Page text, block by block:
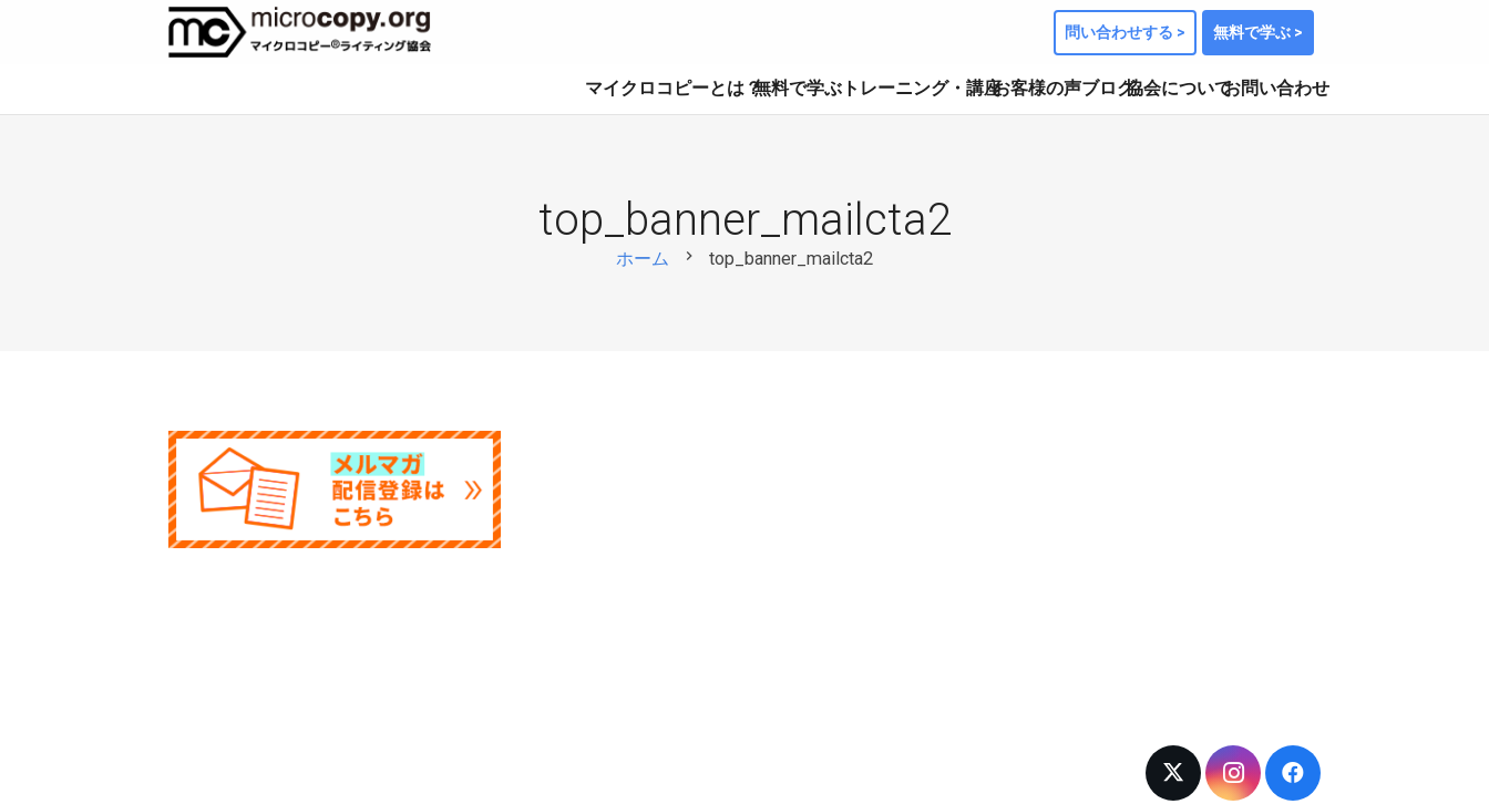
問い合わせする > 無料で学ぶ >
マイクロコピーとは？無料で学ぶ トレーニング・講座お客様の声ブログ協会についてお問い合わせ
top_banner_mailcta2
ホーム chevron_right top_banner_mailcta2